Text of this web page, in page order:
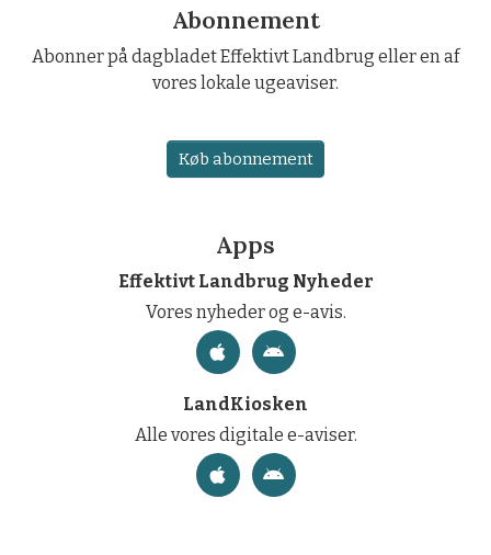
Abonnement
Abonner på dagbladet Effektivt Landbrug eller en af
vores lokale ugeaviser.
Køb abonnement
Apps
Effektivt Landbrug Nyheder
Vores nyheder og e-avis.
LandKiosken
Alle vores digitale e-aviser.